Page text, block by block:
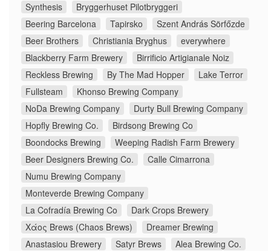
Synthesis
Bryggerhuset Pilotbryggeri
Beering Barcelona
Tapirsko
Szent András Sörfőzde
Beer Brothers
Christiania Bryghus
everywhere
Blackberry Farm Brewery
Birrificio Artigianale Noiz
Reckless Brewing
By The Mad Hopper
Lake Terror
Fullsteam
Khonso Brewing Company
NoDa Brewing Company
Durty Bull Brewing Company
Hopfly Brewing Co.
Birdsong Brewing Co
Boondocks Brewing
Weeping Radish Farm Brewery
Beer Designers Brewing Co.
Calle Cimarrona
Numu Brewing Company
Monteverde Brewing Company
La Cofradía Brewing Co
Dark Crops Brewery
Χάος Brews (Chaos Brews)
Dreamer Brewing
Anastasiou Brewery
Satyr Brews
Alea Brewing Co.